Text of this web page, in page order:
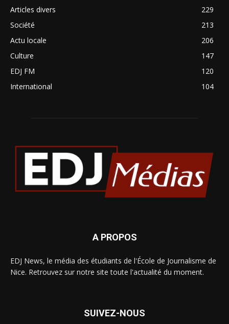
Articles divers
229
Société
213
Actu locale
206
Culture
147
EDJ FM
120
International
104
A PROPOS
EDJ News, le média des étudiants de l'École de Journalisme de
Nice. Retrouvez sur notre site toute l'actualité du moment.
SUIVEZ-NOUS